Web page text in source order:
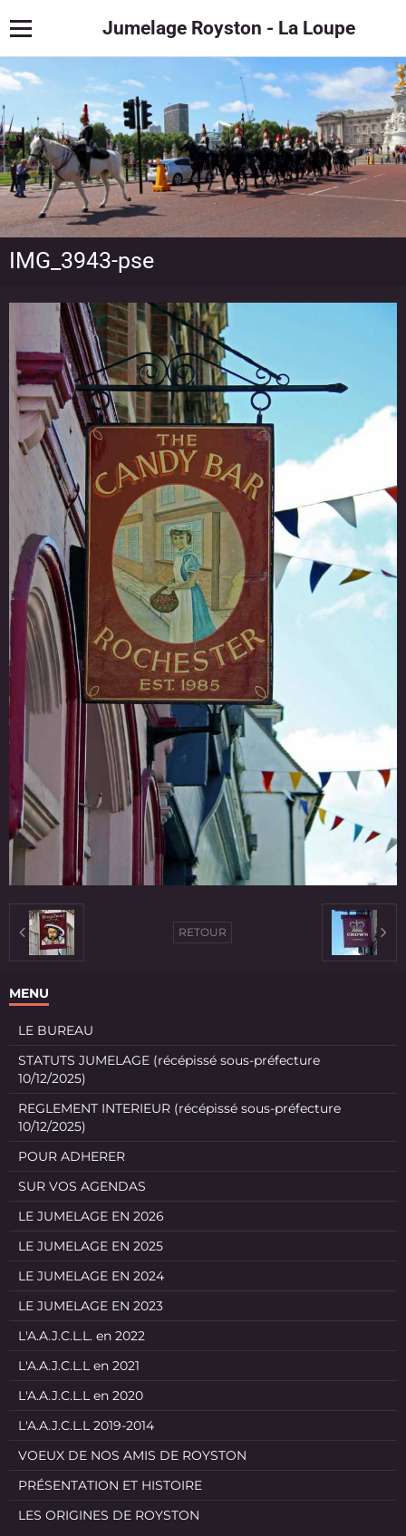
Jumelage Royston - La Loupe
IMG_3943-pse
RETOUR
MENU
LE BUREAU
STATUTS JUMELAGE (récépissé sous-préfecture
10/12/2025)
REGLEMENT INTERIEUR (récépissé sous-préfecture
10/12/2025)
POUR ADHERER
SUR VOS AGENDAS
LE JUMELAGE EN 2026
LE JUMELAGE EN 2025
LE JUMELAGE EN 2024
LE JUMELAGE EN 2023
L'A.A.J.C.L.L. en 2022
L'A.A.J.C.L.L en 2021
L'A.A.J.C.L.L en 2020
L'A.A.J.C.L.L 2019-2014
VOEUX DE NOS AMIS DE ROYSTON
PRÉSENTATION ET HISTOIRE
LES ORIGINES DE ROYSTON